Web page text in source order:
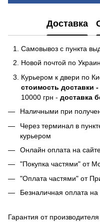
Доставка
Самовывоз с пункта
Новой почтой по
Курьером к двери по
стоимость доставки -
10000 грн - доставка
Наличными при
Через терминал в
курьером
Онлайн оплата на
"Покупка частями" от
"Оплата частями" от
Безналичная оплата
Гарантия от